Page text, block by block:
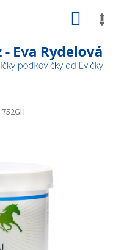
752GH